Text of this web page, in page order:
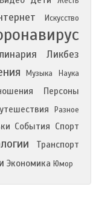
Искусство
Ликбез
Музыка Наука
Персоны
Разное
События Спорт
Транспорт
Экономика Юмор